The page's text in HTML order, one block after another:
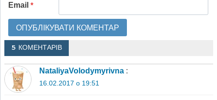
Email *
5 КОМЕНТАРІВ
NataliyaVolodymyrivna :
16.02.2017 о 19:51